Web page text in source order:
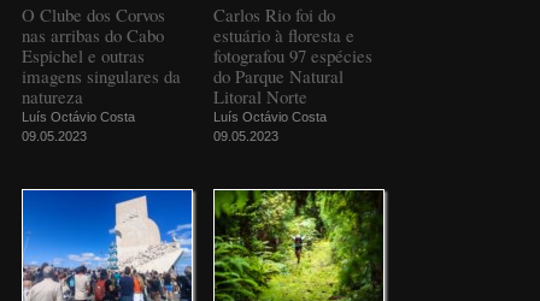
O Clube dos Corvos
nas arribas do Cabo
Espichel e outras
imagens singulares da
natureza
Luís Octávio Costa
09.05.2023
Carlos Rio foi do
estuário à floresta e
fotografou 97 espécies
do Parque Natural
Litoral Norte
Luís Octávio Costa
09.05.2023